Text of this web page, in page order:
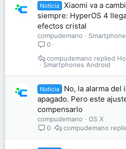
Noticia
Xiaomi va a
siempre: HyperOS 4
efectos cristal
compudemano
0
Smartphones Android
compudemano
Noticia
No, la alarma del
apagado. Pero este
compensarlo
compudemano
OS X
0
compudemano